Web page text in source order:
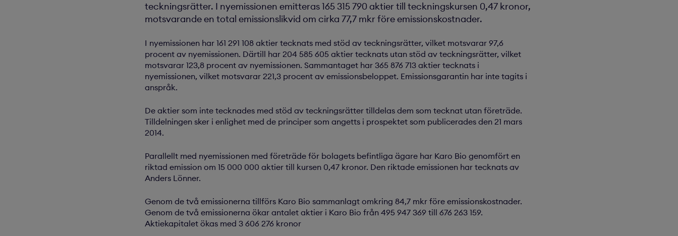
teckningsrätter. I nyemissionen emitteras 165 315 790 aktier till teckningskursen 0,47 kronor,
motsvarande en total emissionslikvid om cirka 77,7 mkr före emissionskostnader.
I nyemissionen har 161 291 108 aktier tecknats med stöd av teckningsrätter, vilket motsvarar 97,6
procent av nyemissionen. Därtill har 204 585 605 aktier tecknats utan stöd av teckningsrätter, vilket
motsvarar 123,8 procent av nyemissionen. Sammantaget har 365 876 713 aktier tecknats i
nyemissionen, vilket motsvarar 221,3 procent av emissionsbeloppet. Emissionsgarantin har inte tagits i
anspråk.
De aktier som inte tecknades med stöd av teckningsrätter tilldelas dem som tecknat utan företräde.
Tilldelningen sker i enlighet med de principer som angetts i prospektet som publicerades den 21 mars
2014.
Parallellt med nyemissionen med företräde för bolagets befintliga ägare har Karo Bio genomfört en
riktad emission om 15 000 000 aktier till kursen 0,47 kronor. Den riktade emissionen har tecknats av
Anders Lönner.
Genom de två emissionerna tillförs Karo Bio sammanlagt omkring 84,7 mkr före emissionskostnader.
Genom de två emissionerna ökar antalet aktier i Karo Bio från 495 947 369 till 676 263 159.
Aktiekapitalet ökas med 3 606 276 kronor